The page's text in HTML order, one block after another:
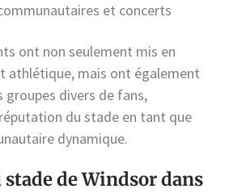
et concerts
ont non seulement mis en
athlétique, mais ont également
groupes divers de fans,
du stade en tant que
dynamique.
stade de Windsor dans